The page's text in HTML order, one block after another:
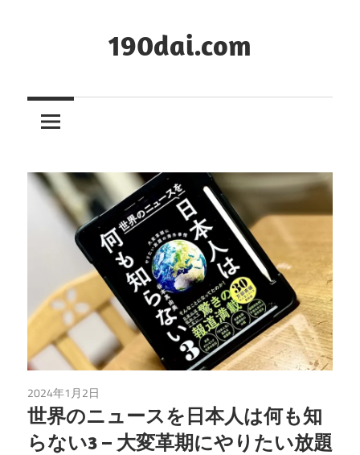
ツ
キ
ッ
190dai.com
2024年1月2日
世界のニュースを日本人は何も知
らない3 – 大変革期にやりたい放題